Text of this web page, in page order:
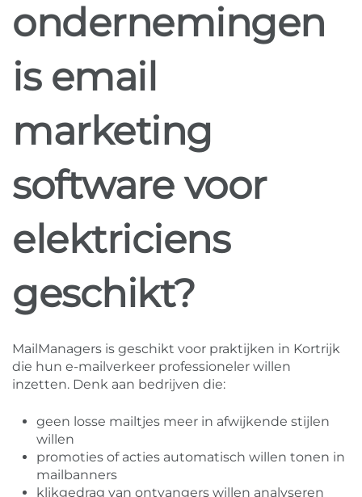
ondernemingen
is email
marketing
software voor
elektriciens
geschikt?
MailManagers is geschikt voor praktijken in Kortrijk
die hun e-mailverkeer professioneler willen
inzetten. Denk aan bedrijven die:
geen losse mailtjes meer in afwijkende stijlen
willen
promoties of acties automatisch willen tonen in
mailbanners
klikgedrag van ontvangers willen analyseren